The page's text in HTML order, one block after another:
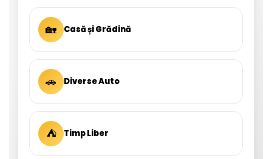
🏡 Casă și Grădină
🚗 Diverse Auto
⛺ Timp Liber